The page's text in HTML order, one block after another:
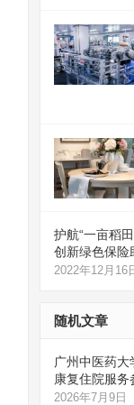
护航“一亩稻
创新绿色保险
2022年12月16
随机文章
广州中医药
康复住院服务
2026年7月9日